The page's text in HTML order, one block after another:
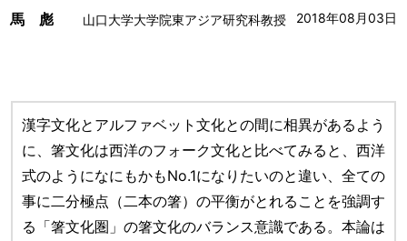
馬 彪 山口大学大学院東アジア研究科教授 2018年08月03日
漢字文化とアルファベット文化との間に相異があるよう
に、箸文化は西洋のフォーク文化と比べてみると、西洋
式のようになにもかもNo.1になりたいのと違い、全ての
事に二分極点（二本の箸）の平衡がとれることを強調す
る「箸文化圏」の箸文化のバランス意識である。本論は